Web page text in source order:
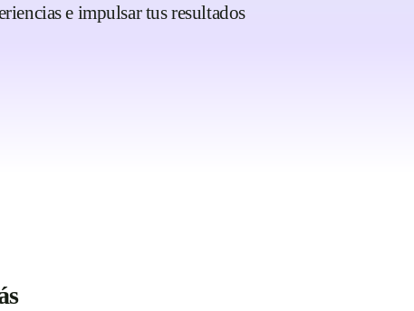
e impulsar tus resultados